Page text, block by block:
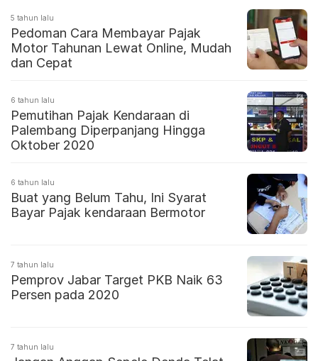
5 tahun lalu
Pedoman Cara Membayar Pajak
Motor Tahunan Lewat Online, Mudah
dan Cepat
6 tahun lalu
Pemutihan Pajak Kendaraan di
Palembang Diperpanjang Hingga
Oktober 2020
6 tahun lalu
Buat yang Belum Tahu, Ini Syarat
Bayar Pajak kendaraan Bermotor
7 tahun lalu
Pemprov Jabar Target PKB Naik 63
Persen pada 2020
7 tahun lalu